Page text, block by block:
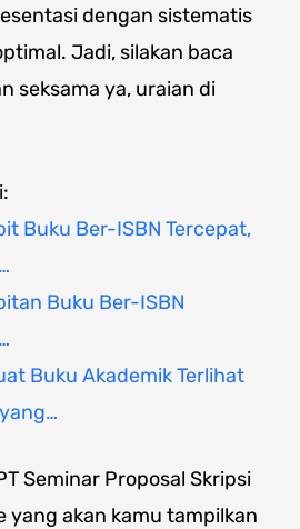
dengan sistematis
Jadi, silakan baca
seksama ya, uraian di
Buku Ber-ISBN Tercepat,
Buku Ber-ISBN
Buku Akademik Terlihat
Seminar Proposal Skripsi
yang akan kamu tampilkan